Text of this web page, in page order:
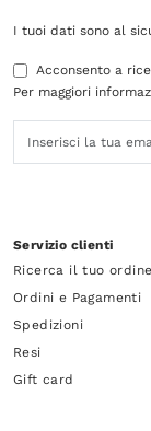
I tuoi dati sono al
Acconsento a
Per maggiori
Servizio clienti
Ricerca il tuo ordine
Ordini e Pagamenti
Spedizioni
Resi
Gift card